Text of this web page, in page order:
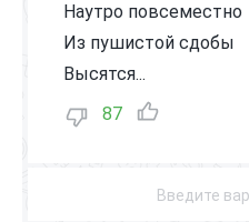
Наутро повсеместно
Из пушистой сдобы
Высятся...
87